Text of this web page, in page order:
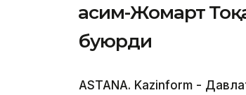
Қасим-Жомарт
буюрди
ASTANA. Kazinform -